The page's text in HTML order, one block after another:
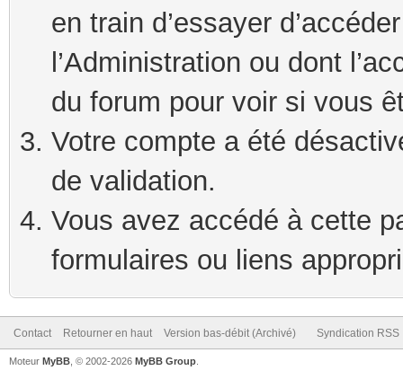
en train d’essayer
l’Administration ou dont
du forum pour voir si vous
Votre compte a été
de validation.
Vous avez accédé à cette
formulaires ou liens
Contact Retourner en haut Version bas-débit (Archivé) Syndication RSS
Moteur MyBB , © 2002-2026 MyBB Group